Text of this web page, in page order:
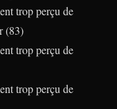
trop perçu de
(83)
trop perçu de
trop perçu de